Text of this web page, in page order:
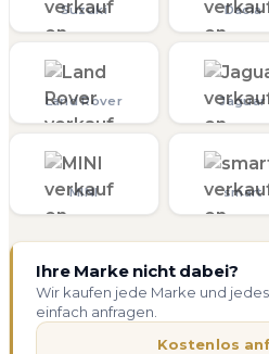
Suzuki Dacia
Land Rover Jaguar
MINI smart
Ihre Marke nicht dabei?
Wir kaufen jede Marke und
einfach anfragen.
Kostenlos